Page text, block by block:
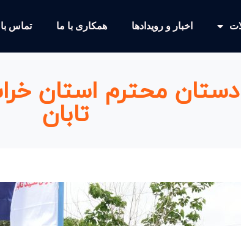
اخبار و رویدادها همکاری با ما تماس
محترم استان
تابان